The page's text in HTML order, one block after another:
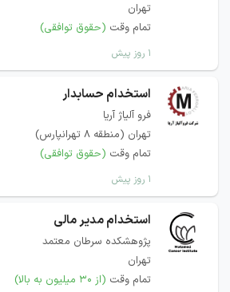
تهران
تمام وقت (حقوق توافقی)
۱ روز پیش
استخدام حسابدار
فرو آلیاژ آریا
تهران (منطقه ۸ تهرانپارس)
تمام وقت (حقوق توافقی)
۱ روز پیش
استخدام مدیر مالی
پژوهشکده سرطان معتمد
تهران
تمام وقت (از ۳۰ میلیون به بالا)